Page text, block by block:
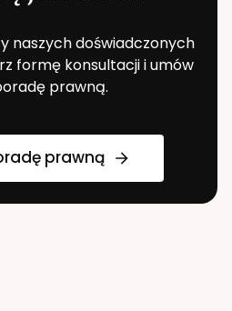
naszych doświadczonych
formę konsultacji i umów
prawną.
prawną